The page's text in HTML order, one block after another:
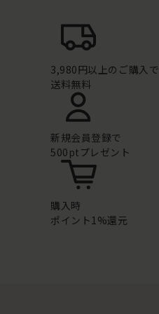
3,980円以上のご購入で
送料無料
新規会員登録で
500ptプレゼント
購入時
ポイント1%還元